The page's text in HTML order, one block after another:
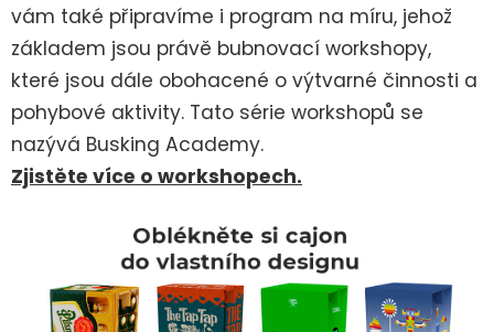
vám také připravíme i program na míru, jehož
základem jsou právě bubnovací workshopy,
které jsou dále obohacené o výtvarné činnosti a
pohybové aktivity. Tato série workshopů se
nazývá Busking Academy.
Zjistěte více o workshopech.